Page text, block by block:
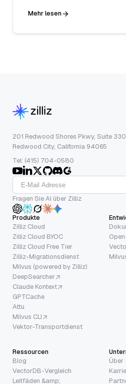
Mehr lesen
201 Redwood Shores Pkwy, Suite 330
Redwood City, California 94065
Tel: (415) 704-0580
Fragen Sie AI über Zilliz
Produkte
Zilliz Cloud
Zilliz Cloud BYOC
Zilliz Cloud Free Tier
Zilliz-Migrationsdienst
Milvus (powered by Zilliz)
DeepSearcher
Claude Kontext
GPTCache
Attu
Milvus CLI
Vektor-Transportdienst
Ressourcen
Blog
VectorDB-Vergleich
Leitfäden &amp;
Über